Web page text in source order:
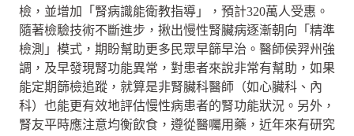
檢，並增加「腎病識能衛教指導」，預計320萬人受惠。
隨著檢驗技術不斷進步，揪出慢性腎臟病逐漸朝向「精準
檢測」模式，期盼幫助更多民眾早篩早治。醫師侯羿州強
調，及早發現腎功能異常，對患者來說非常有幫助，如果
能定期篩檢追蹤，就算是非腎臟科醫師（如心臟科、內
科）也能更有效地評估慢性病患者的腎功能狀況。另外，
腎友平時應注意均衡飲食，遵從醫囑用藥，近年來有研究